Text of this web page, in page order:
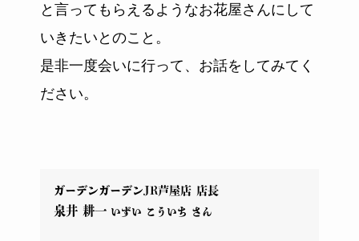
と言ってもらえるようなお花屋さんにして
いきたいとのこと。
是非一度会いに行って、お話をしてみてく
ださい。
ガーデンガーデンJR芦屋店 店長
泉井 耕一 いずい こういち さん